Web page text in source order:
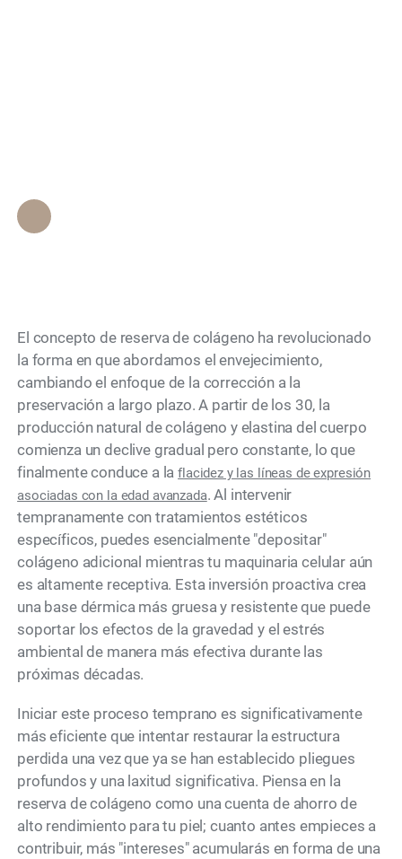
El concepto de reserva de colágeno ha revolucionado
la forma en que abordamos el envejecimiento,
cambiando el enfoque de la corrección a la
preservación a largo plazo. A partir de los 30, la
producción natural de colágeno y elastina del cuerpo
comienza un declive gradual pero constante, lo que
finalmente conduce a laflacidez y las líneas de expresión
asociadas con la edad avanzada. Al intervenir
tempranamente con tratamientos estéticos
específicos, puedes esencialmente "depositar"
colágeno adicional mientras tu maquinaria celular aún
es altamente receptiva. Esta inversión proactiva crea
una base dérmica más gruesa y resistente que puede
soportar los efectos de la gravedad y el estrés
ambiental de manera más efectiva durante las
próximas décadas.
Iniciar este proceso temprano es significativamente
más eficiente que intentar restaurar la estructura
perdida una vez que ya se han establecido pliegues
profundos y una laxitud significativa. Piensa en la
reserva de colágeno como una cuenta de ahorro de
alto rendimiento para tu piel; cuanto antes empieces a
contribuir, más "intereses" acumularás en forma de una